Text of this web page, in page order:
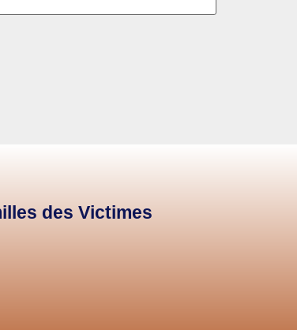
des Victimes